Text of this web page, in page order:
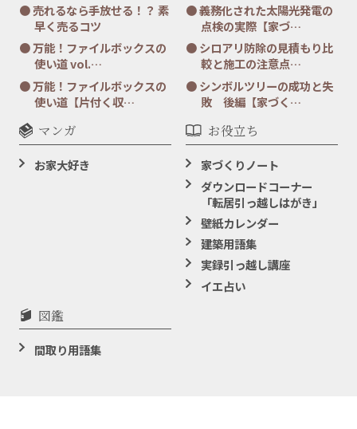
売れるなら手放せる！？ 素
早く売るコツ
万能！ファイルボックスの
使い道 vol.…
万能！ファイルボックスの
使い道【片付く収…
義務化された太陽光発電の
点検の実際【家づ…
シロアリ防除の見積もり比
較と施工の注意点…
シンボルツリーの成功と失
敗 後編【家づく…
マンガ
お家大好き
お役立ち
家づくりノート
ダウンロードコーナー
「転居引っ越しはがき」
壁紙カレンダー
建築用語集
実録引っ越し講座
イエ占い
図鑑
間取り用語集